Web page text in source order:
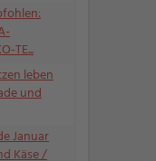
TE...
leben
und
Januar
Käse /